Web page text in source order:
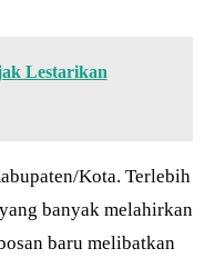
Lestarikan
Kota. Terlebih
banyak melahirkan
baru melibatkan